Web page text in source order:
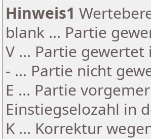
Hinweis1
blank ... Partie
V ... Partie
- ... Partie nicht
E ... Partie
Einstiegselozahl in
K ... Korrektur